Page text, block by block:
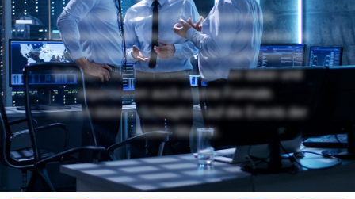
Im Münsterland gibt es spannende
Veranstaltungen, die sich mit Transformation im
Bereich Klimaanpassung und Digitalisierung
befassen. Als Netzwerker sind wir dabei und
organisieren auch eigene Formate.
Hier ein kleines Schlaglicht auf die Events der
letzten Monate.